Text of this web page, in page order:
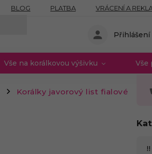
BLOG PLATBA
VRÁCENÍ A
Přihlášení
Vše na korálkovou výšivku Vše
/ Korálky javorový list fialové